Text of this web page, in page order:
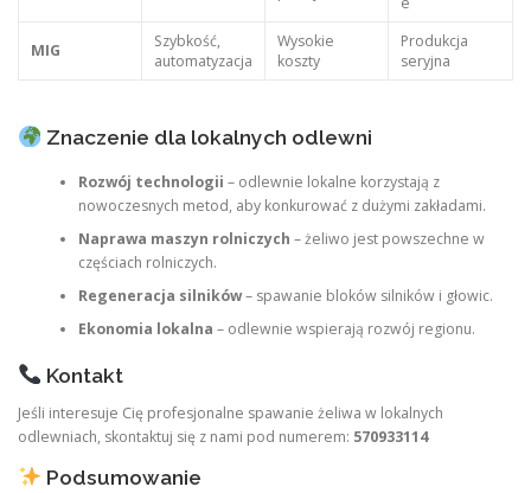
MIG
Szybkość,
automatyzacja
Wysokie
koszty
Produkcja
seryjna
Znaczenie dla lokalnych odlewni
Rozwój technologii – odlewnie lokalne korzystają z
nowoczesnych metod, aby konkurować z dużymi zakładami.
Naprawa maszyn rolniczych – żeliwo jest powszechne w
częściach rolniczych.
Regeneracja silników– spawanie bloków silników i głowic.
Ekonomia lokalna – odlewnie wspierają rozwój regionu.
Kontakt
Jeśli interesuje Cię profesjonalne spawanie żeliwa w lokalnych
odlewniach, skontaktuj się z nami pod numerem: 570933114
Podsumowanie